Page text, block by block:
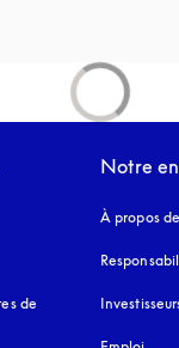
un nouvel onglet
un nouvel onglet
de
Notre
À propos